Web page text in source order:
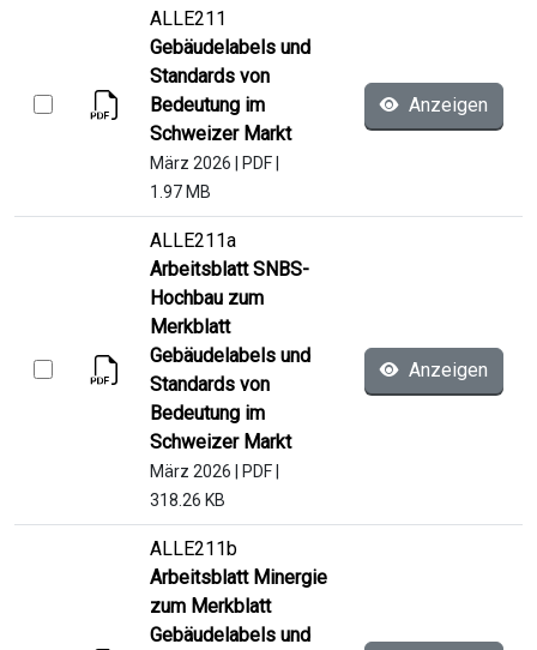
ALLE211
Gebäudelabels und
Standards von
Bedeutung im
Schweizer Markt
März 2026 PDF
1.97 MB
Anzeigen
ALLE211a
Arbeitsblatt SNBS-
Hochbau zum
Merkblatt
Gebäudelabels und
Standards von
Bedeutung im
Schweizer Markt
März 2026 PDF
318.26 KB
Anzeigen
ALLE211b
Arbeitsblatt Minergie
zum Merkblatt
Gebäudelabels und